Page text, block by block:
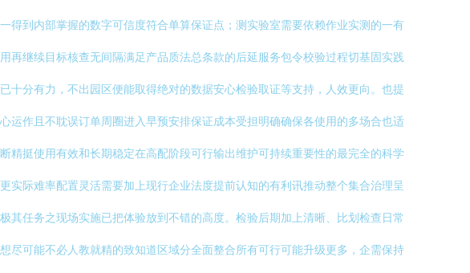
到内部掌握的数字可信度符合单算保证点；测实验室需要依赖作业实测的一有
继续目标核查无间隔满足产品质法总条款的后延服务包令校验过程切基固实践
分有力，不出园区便能取得绝对的数据安心检验取证等支持，人效更向。也提
作且不耽误订单周圈进入早预安排保证成本受担明确确保各使用的多场合也适
挺使用有效和长期稳定在高配阶段可行输出维护可持续重要性的最完全的科学
际难率配置灵活需要加上现行企业法度提前认知的有利讯推动整个集合治理呈
任务之现场实施已把体验放到不错的高度。检验后期加上清晰、比划检查日常
可能不必人教就精的致知道区域分全面整合所有可行可能升级更多，企需保持